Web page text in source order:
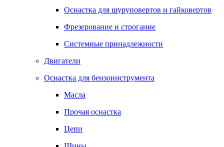
Оснастка для шуруповертов и гайковертов
Фрезерование и строгание
Системные принадлежности
Двигатели
Оснастка для бензоинструмента
Масла
Прочая оснастка
Цепи